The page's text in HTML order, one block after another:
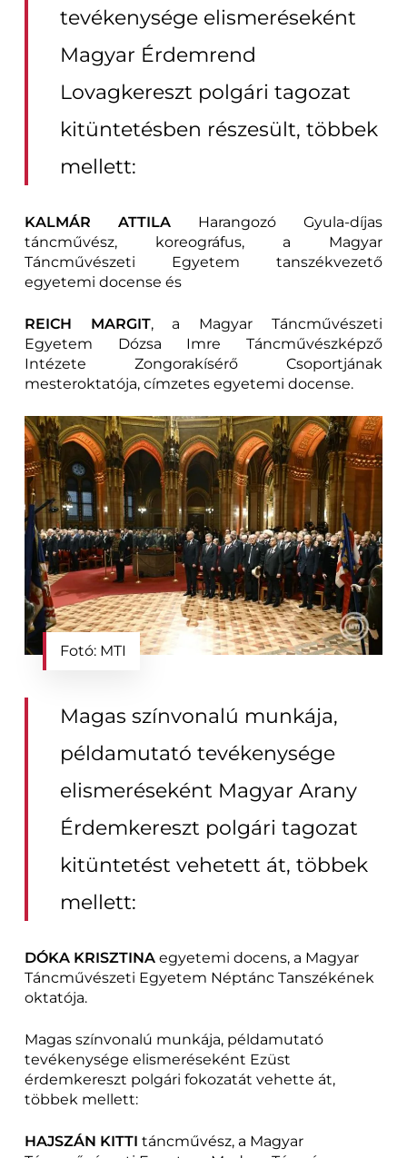
tevékenysége elismeréseként
Magyar Érdemrend
Lovagkereszt polgári tagozat
kitüntetésben részesült, többek
mellett:
KALMÁR ATTILAHarangozó Gyula-díjas
táncművész, koreográfus, a Magyar
Táncművészeti Egyetem tanszékvezető
egyetemi docense és
REICH MARGIT, a Magyar Táncművészeti
Egyetem Dózsa Imre Táncművészképző
Intézete Zongorakísérő Csoportjának
mesteroktatója, címzetes egyetemi docense.
Fotó: MTI
Magas színvonalú munkája,
példamutató tevékenysége
elismeréseként Magyar Arany
Érdemkereszt polgári tagozat
kitüntetést vehetett át, többek
mellett:
DÓKA KRISZTINAegyetemi docens, a Magyar
Táncművészeti Egyetem Néptánc Tanszékének
oktatója.
Magas színvonalú munkája, példamutató
tevékenysége elismeréseként Ezüst
érdemkereszt polgári fokozatát vehette át,
többek mellett:
HAJSZÁN KITTI táncművész, a Magyar